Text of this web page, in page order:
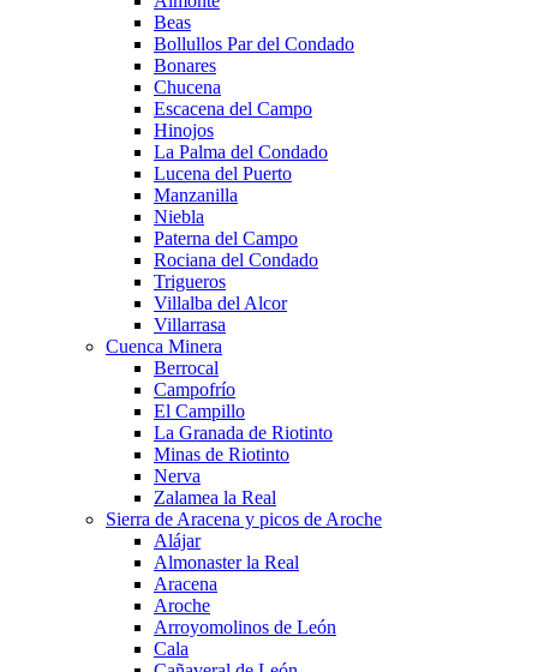
Beas
Bollullos Par del Condado
Bonares
Chucena
Escacena del Campo
Hinojos
La Palma del Condado
Lucena del Puerto
Manzanilla
Niebla
Paterna del Campo
Rociana del Condado
Trigueros
Villalba del Alcor
Villarrasa
Cuenca Minera
Berrocal
Campofrío
El Campillo
La Granada de Riotinto
Minas de Riotinto
Nerva
Zalamea la Real
Sierra de Aracena y picos de Aroche
Alájar
Almonaster la Real
Aracena
Aroche
Arroyomolinos de León
Cala